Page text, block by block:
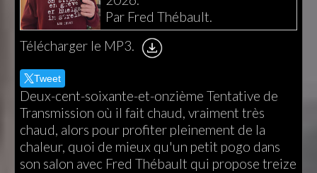
Par Fred Thébault.
Télécharger le MP3.
Tweet
Deux-cent-soixante-et-onzième Tentative de
Transmission où il fait chaud, vraiment très
chaud, alors pour profiter pleinement de la
chaleur, quoi de mieux qu'un petit pogo dans
son salon avec Fred Thébault qui propose treize